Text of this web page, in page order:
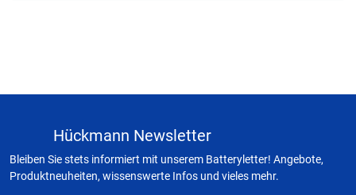
Hückmann Newsletter
Bleiben Sie stets informiert mit unserem Batteryletter! Angebote,
Produktneuheiten, wissenswerte Infos und vieles mehr.